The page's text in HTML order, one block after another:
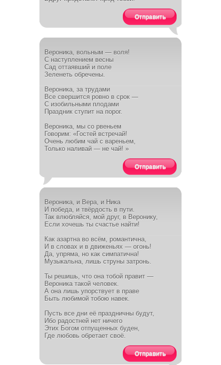
Отправить
Вероника, вольным — воля!
С наступлением весны
Сад оттаявший и поле
Зеленеть обречены.
Вероника, за трудами
Все свершится ровно в срок —
С изобильными плодами
Праздник ступит на порог.
Вероника, мы со рвеньем
Говорим: «Гостей встречай!
Очень любим чай с вареньем,
Только наливай — не чай! »
Отправить
Вероника, и Вера, и Ника
И победа, и твёрдость в пути.
Так влюбляйся, мой друг, в Веронику,
Если хочешь ты счастье найти!
Как азартна во всём, романтична,
И в словах и в движеньях — огонь!
Да, упряма, но как симпатична!
Музыкальна, лишь струны затронь.
Ты решишь, что она тобой правит —
Вероника такой человек.
А она лишь упорствует в праве
Быть любимой тобою навек.
Пусть все дни её праздничны будут,
Ибо радостней нет ничего
Этих Богом отпущенных буден,
Где любовь обретает своё.
Отправить